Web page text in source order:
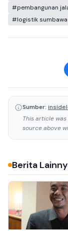
#pembangunan
#logistik sumbawa
Sumber:
This article
source above
Berita